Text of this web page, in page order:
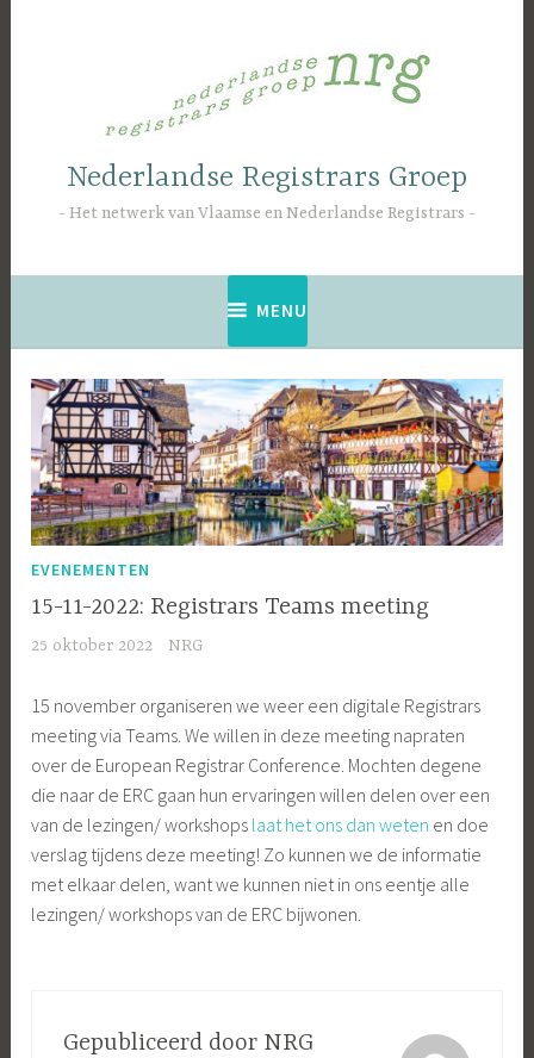
Nederlandse Registrars Groep
Het netwerk van Vlaamse en Nederlandse Registrars
MENU
EVENEMENTEN
15-11-2022: Registrars Teams meeting
25 oktober 2022 NRG
15 november organiseren we weer een digitale Registrars
meeting via Teams. We willen in deze meeting napraten
over de European Registrar Conference. Mochten degene
die naar de ERC gaan hun ervaringen willen delen over een
van de lezingen/ workshops laat het ons dan weten en doe
verslag tijdens deze meeting! Zo kunnen we de informatie
met elkaar delen, want we kunnen niet in ons eentje alle
lezingen/ workshops van de ERC bijwonen.
Gepubliceerd door NRG